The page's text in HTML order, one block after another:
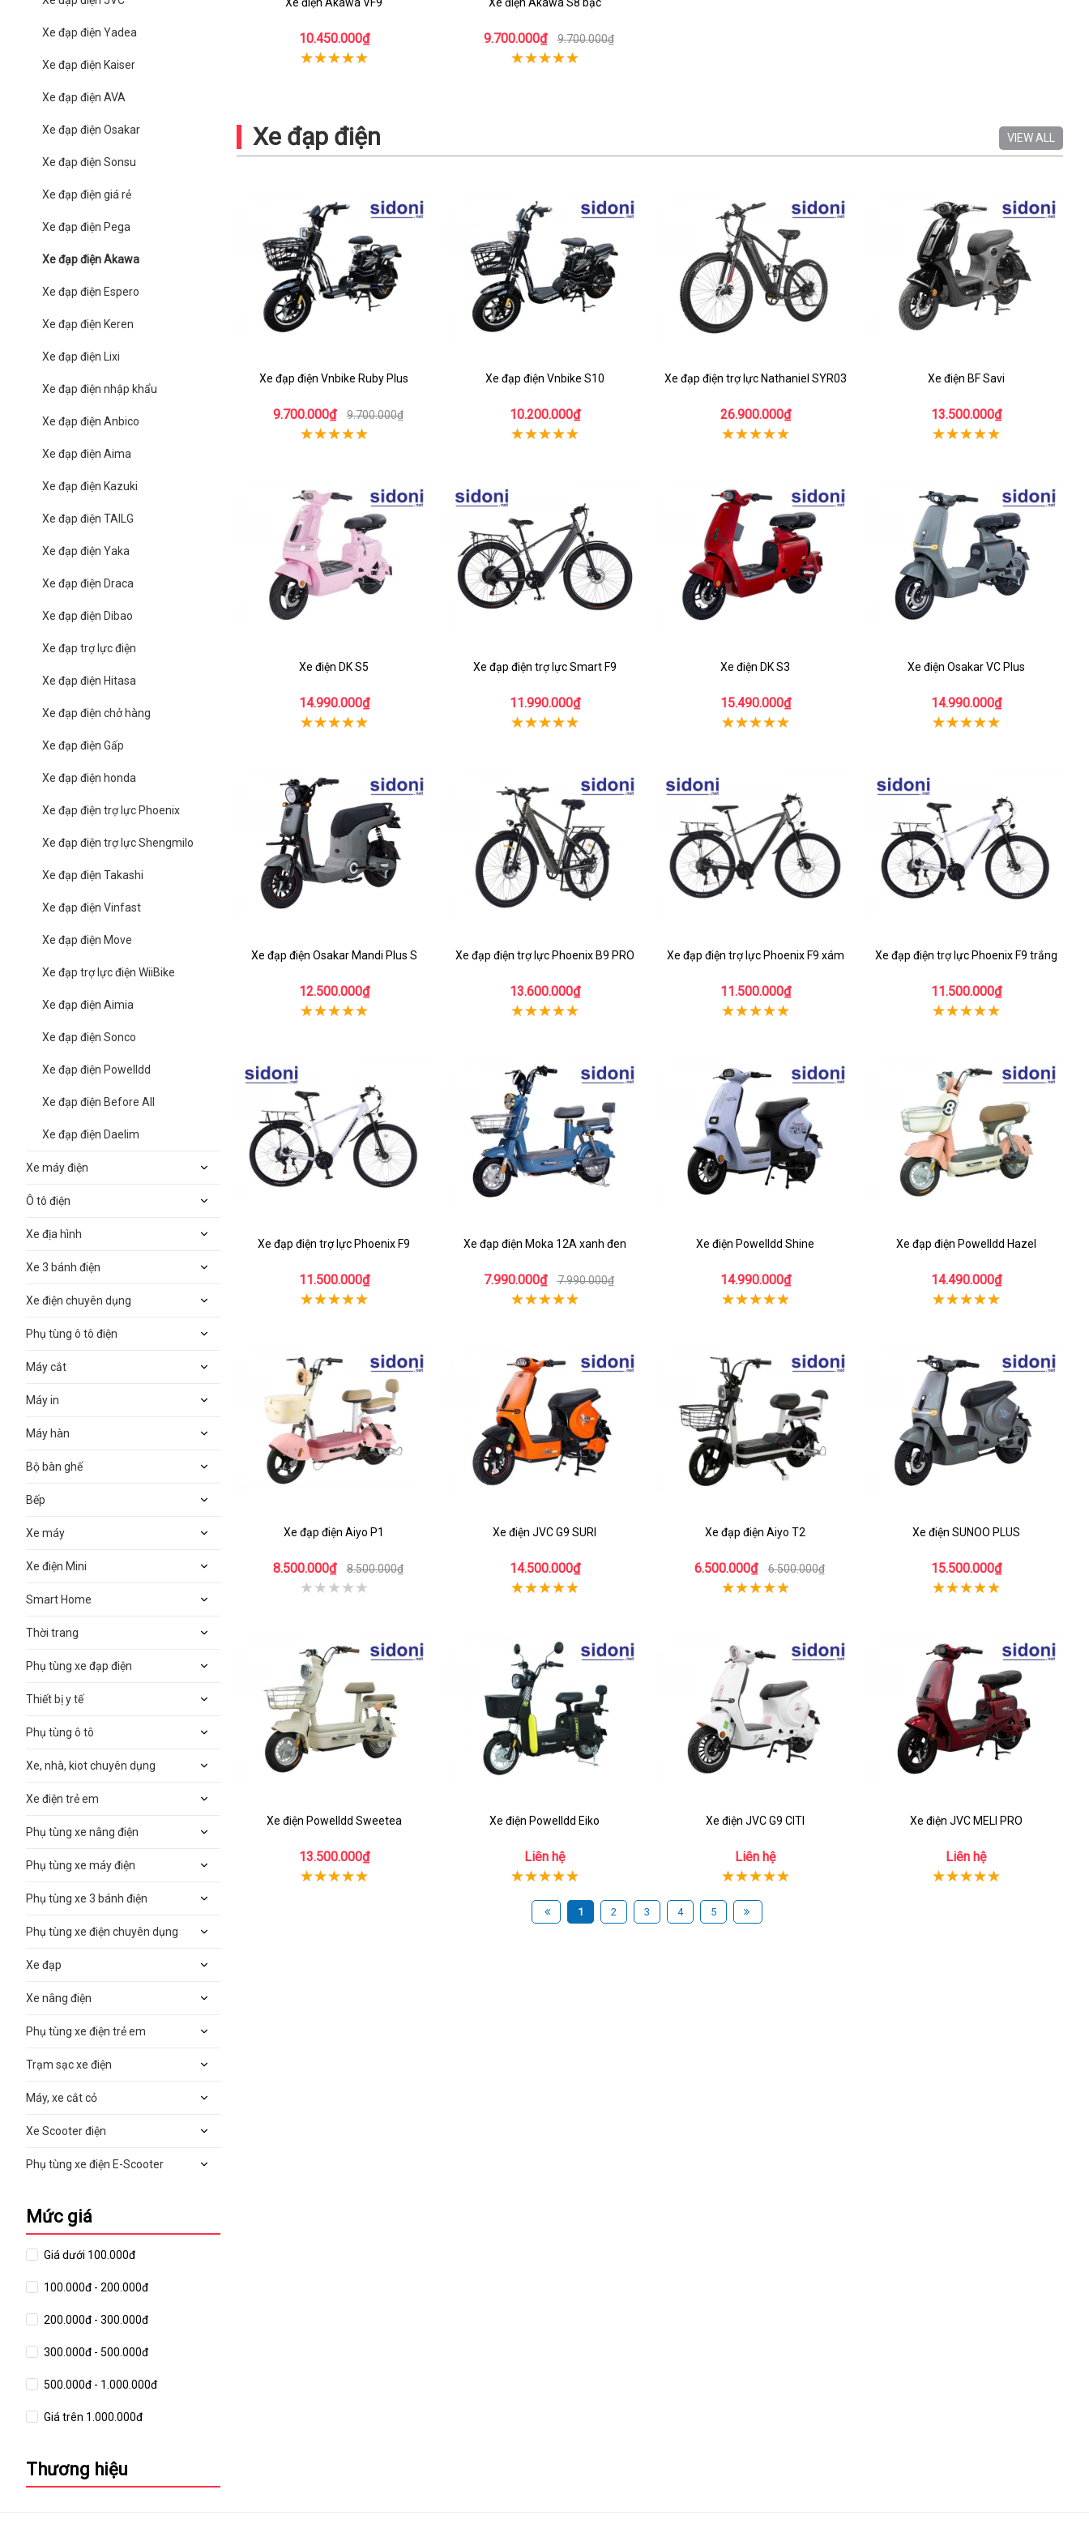
10.450.000₫ 9.700.000₫ 9.700.000₫
Xe đạp điện VIEW ALL
Xe đạp điện Vnbike Ruby Plus
9.700.000₫ 9.700.000₫
Xe đạp điện Vnbike S10
10.200.000₫
Xe đạp điện trợ lực Nathaniel SYR03
26.900.000₫
Xe điện BF Savi
13.500.000₫
Xe điện DK S5
14.990.000₫
Xe đạp điện trợ lực Smart F9
11.990.000₫
Xe điện DK S3
15.490.000₫
Xe điện Osakar VC Plus
14.990.000₫
Xe đạp điện Osakar Mandi Plus S
12.500.000₫
Xe đạp điện trợ lực Phoenix B9 PRO
13.600.000₫
Xe đạp điện trợ lực Phoenix F9 xám
11.500.000₫
Xe đạp điện trợ lực Phoenix F9 trắng
11.500.000₫
Xe đạp điện trợ lực Phoenix F9
11.500.000₫
Xe đạp điện Moka 12A xanh đen
7.990.000₫ 7.990.000₫
Xe điện Powelldd Shine
14.990.000₫
Xe đạp điện Powelldd Hazel
14.490.000₫
Xe đạp điện Aiyo P1
8.500.000₫ 8.500.000₫
Xe điện JVC G9 SURI
14.500.000₫
Xe đạp điện Aiyo T2
6.500.000₫ 6.500.000₫
Xe điện SUNOO PLUS
15.500.000₫
Xe điện Powelldd Sweetea
13.500.000₫
Xe điện Powelldd Eiko
Liên hệ
Xe điện JVC G9 CITI
Liên hệ
Xe điện JVC MELI PRO
Liên hệ
1 2 3 4 5
Xe đạp điện Yadea
Xe đạp điện Kaiser
Xe đạp điện AVA
Xe đạp điện Osakar
Xe đạp điện Sonsu
Xe đạp điện giá rẻ
Xe đạp điện Pega
Xe đạp điện Akawa
Xe đạp điện Espero
Xe đạp điện Keren
Xe đạp điện Lixi
Xe đạp điện nhập khẩu
Xe đạp điện Anbico
Xe đạp điện Aima
Xe đạp điện Kazuki
Xe đạp điện TAILG
Xe đạp điện Yaka
Xe đạp điện Draca
Xe đạp điện Dibao
Xe đạp trợ lực điện
Xe đạp điện Hitasa
Xe đạp điện chở hàng
Xe đạp điện Gấp
Xe đạp điện honda
Xe đạp điện trợ lực Phoenix
Xe đạp điện trợ lực Shengmilo
Xe đạp điện Takashi
Xe đạp điện Vinfast
Xe đạp điện Move
Xe đạp trợ lực điện WiiBike
Xe đạp điện Aimia
Xe đạp điện Sonco
Xe đạp điện Powelldd
Xe đạp điện Before All
Xe đạp điện Daelim
Xe máy điện
Ô tô điện
Xe địa hình
Xe 3 bánh điện
Xe điện chuyên dụng
Phụ tùng ô tô điện
Máy cắt
Máy in
Máy hàn
Bộ bàn ghế
Bếp
Xe máy
Xe điện Mini
Smart Home
Thời trang
Phụ tùng xe đạp điện
Thiết bị y tế
Phụ tùng ô tô
Xe, nhà, kiot chuyên dụng
Xe điện trẻ em
Phụ tùng xe nâng điện
Phụ tùng xe máy điện
Phụ tùng xe 3 bánh điện
Phụ tùng xe điện chuyên dụng
Xe đạp
Xe nâng điện
Phụ tùng xe điện trẻ em
Trạm sạc xe điện
Máy, xe cắt cỏ
Xe Scooter điện
Phụ tùng xe điện E-Scooter
Mức giá
Giá dưới 100.000đ
100.000đ - 200.000đ
200.000đ - 300.000đ
300.000đ - 500.000đ
500.000đ - 1.000.000đ
Giá trên 1.000.000đ
Thương hiệu